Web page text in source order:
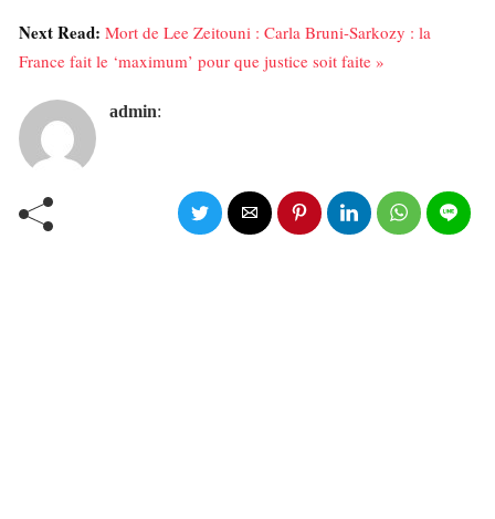
Next Read: Mort de Lee Zeitouni : Carla Bruni-Sarkozy : la
France fait le ‘maximum’ pour que justice soit faite »
admin: